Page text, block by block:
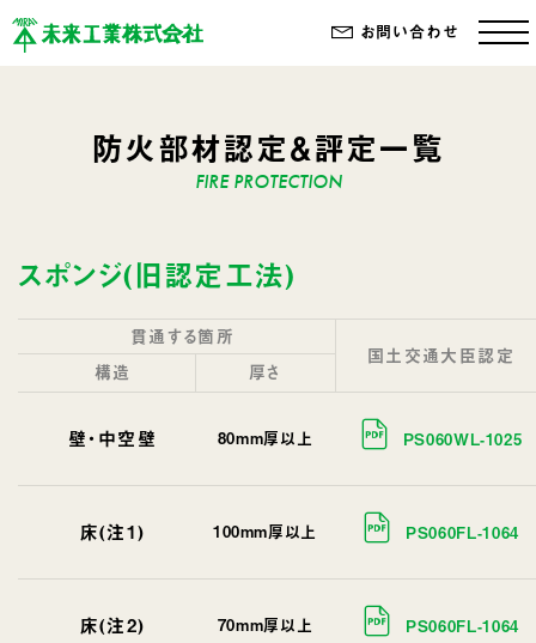
お問い合わせ
防火部材認定＆評定一覧
スポンジ(旧認定工法)
貫通する箇所
国土交通大臣認定
構造 厚さ
壁・中空壁 80mm厚以上 PS060WL-1025
床(注1) 100mm厚以上 PS060FL-1064
床(注2) 70mm厚以上 PS060FL-1064